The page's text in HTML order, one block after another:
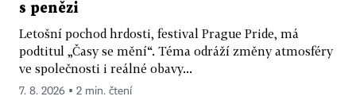
s penězi
Letošní pochod hrdosti, festival Prague Pride, má
podtitul „Časy se mění“. Téma odráží změny atmosféry
ve společnosti i reálné obavy...
7. 8. 2026 ▪ 2 min. čtení